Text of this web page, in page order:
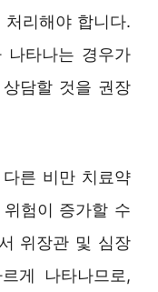
리해야 합니다.
나타나는 경우가
담할 것을 권장
른 비만 치료약
험이 증가할 수
위장관 및 심장
게 나타나므로,